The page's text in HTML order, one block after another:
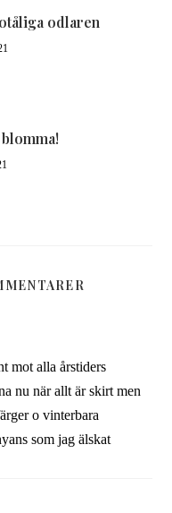
odlaren
mot alla årstiders
nu när allt är skirt men
o vinterbara
som jag älskat